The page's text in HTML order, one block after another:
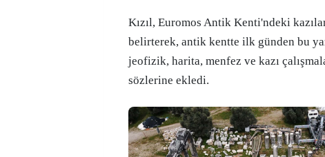
Kızıl, Euromos Antik Kenti'ndeki
belirterek, antik kentte ilk günden bu
jeofizik, harita, menfez ve kazı
sözlerine ekledi.